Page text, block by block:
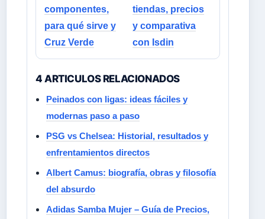
componentes,
para qué sirve y
Cruz Verde
tiendas, precios
y comparativa
con Isdin
4 ARTICULOS RELACIONADOS
Peinados con ligas: ideas fáciles y
modernas paso a paso
PSG vs Chelsea: Historial, resultados y
enfrentamientos directos
Albert Camus: biografía, obras y filosofía
del absurdo
Adidas Samba Mujer – Guía de Precios,